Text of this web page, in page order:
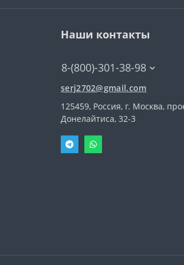
Наши контакты
8-(800)-301-38-98
serj2702@gmail.com
125459, Россия, г. Москва,
Донелайтиса, 32-3